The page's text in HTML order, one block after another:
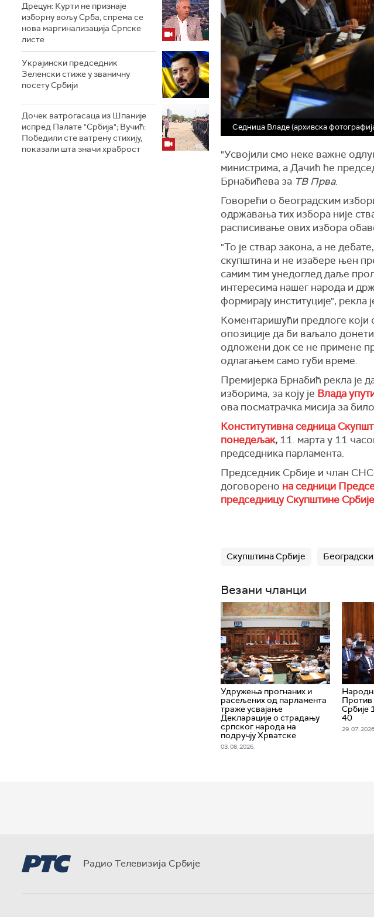
Дрецун: Курти не признаје
изборну вољу Срба, спрема се
нова маргинализација Српске
листе
Украјински председник
Зеленски стиже у званичну
посету Србији
Дочек ватрогасаца из Шпаније
испред Палате "Србија"; Вучић:
Победили сте ватрену стихију,
показали шта значи храброст
Седница Владе (архивска
"Усвојили смо неке важне
министрима, а Дачић ће
Брнабићева за ТВ Прва.
Говорећи о београдским
одржавања тих избора није
расписивање ових избора
"То је ствар закона, а не
скупштина и не изабере њен
самим тим унедоглед даље
интересима нашег народа и
формирају институције", рекла
Коментаришући предлоге који
опозиције да би ваљало
одложени док се не примене
одлагањем само губи време.
Премијерка Брнабић рекла је
изборима, за коју је Влада
ова посматрачка мисија за
Конститутивна седница
понедељак, 11. марта у 11
председника парламента.
Председник Србије и члан
договорено на седници
председницу Скупштине
Скупштина Србије
Везани чланци
Удружења прогнаних и
расељених од парламента
траже усвајање
Декларације о страдању
српског народа на
подручју Хрватске
03. 08. 2026.
Србије
40
29. 07.
Радио Телевизија Србије